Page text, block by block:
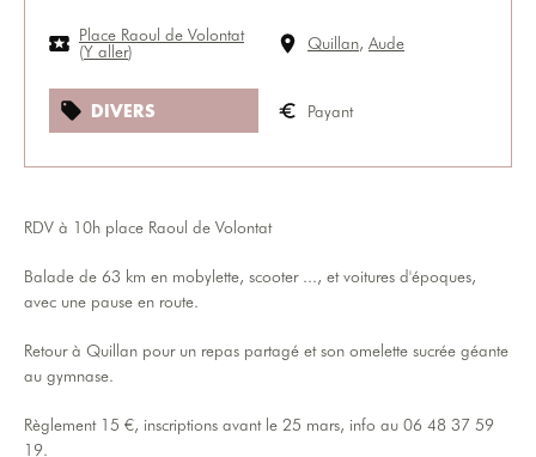
Place Raoul de Volontat
(Y aller) Quillan, Aude
DIVERS Payant
RDV à 10h place Raoul de Volontat
Balade de 63 km en mobylette, scooter ..., et voitures d'époques,
avec une pause en route.
Retour à Quillan pour un repas partagé et son omelette sucrée géante
au gymnase.
Règlement 15 €, inscriptions avant le 25 mars, info au 06 48 37 59
19.